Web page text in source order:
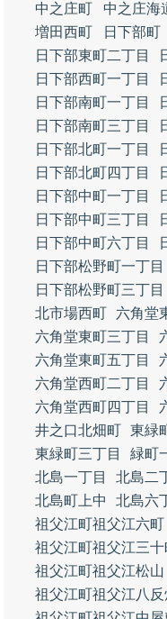
中之庄町
中之庄海
増田西町
日下部町
日下部東町二丁目
日下部西町一丁目
日下部南町一丁目
日下部南町三丁目
日下部北町一丁目
日下部北町四丁目
日下部中町一丁目
日下部中町三丁目
日下部中町六丁目
日下部松野町一丁目
日下部松野町三丁目
北市場西町
六角堂
六角堂東町三丁目
六角堂東町五丁目
六角堂西町二丁目
六角堂西町四丁目
井之口北畑町 東緑
東緑町三丁目
緑町
北島一丁目
北島二
北島町上中
北島六
祖父江町祖父江六町
祖父江町祖父江三十
祖父江町祖父江松山
祖父江町祖父江八反